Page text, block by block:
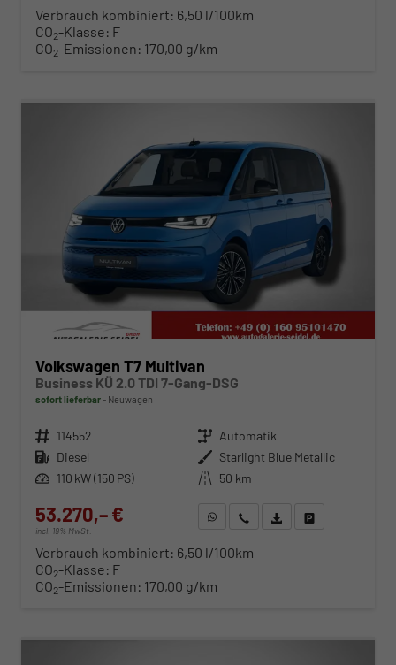
Verbrauch kombiniert: 6,50 l/100km
CO2-Klasse: F
CO2-Emissionen: 170,00 g/km
Volkswagen T7 Multivan
Business KÜ 2.0 TDI 7-Gang-DSG
sofort lieferbar Neuwagen
Fahrzeugnr. 114552 Getriebe Automatik
Kraftstoff Diesel Außenfarbe Starlight Blue Metallic
Leistung 110 kW (150 PS) Kilometerstand 50 km
53.270,– €
incl. 19% MwSt.
WhatsApp anfragen
Wir rufen Sie anFahrzeugexposé (PDF)
Verbrauch kombiniert: 6,50 l/100km
CO2-Klasse: F
CO2-Emissionen: 170,00 g/km